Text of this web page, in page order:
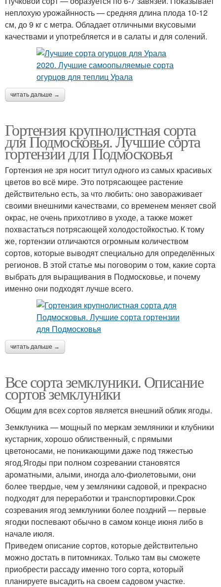
неплохую урожайнность — средняя длина плода 10-12
см, до 9 кг с метра. Обладает отличными вкусовыми
качествами и употребляется и в салаты и для солений.
читать дальше →
Гортензия крупнолистная сорта
для Подмосковья. Лучшие сорта
гортензии для Подмосковья
Гортензия не зря носит титул одного из самых красивых
цветов во всё мире. Это потрясающее растение
действительно есть, за что любить: оно завораживает
своими внешними качествами, со временем меняет свой
окрас, не очень прихотливо в уходе, а также может
похвастаться потрясающей холодостойкостью. К тому
же, гортензии отличаются огромным количеством
сортов, которые выводят специально для определённых
регионов. В этой статье мы поговорим о том, какие сорта
выбрать для выращивания в Подмосковье, и почему
именно они подходят лучше всего.
читать дальше →
Все сорта земклуники. Описание
сортов земклуники
Общим для всех сортов является внешний облик ягоды.
Земклуника — мощный по меркам земляники и клубники
кустарник, хорошо облиственный, с прямыми
цветоносами, не поникающими даже под тяжестью
ягод.Ягоды при полном созревании становятся
ароматными, алыми, иногда ало-фиолетовыми, они
более твердые, чем у земляники садовой, и прекрасно
подходят для переработки и транспортировки.Срок
созревания ягод земклуники более поздний — первые
ягодки поспевают обычно в самом конце июня либо в
начале июля.
Приведем описание сортов, которые действительно
можно достать в питомниках. Только там вы сможете
приобрести рассаду именно того сорта, который
планируете высадить на своем садовом участке.